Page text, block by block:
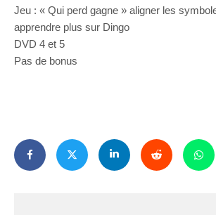
Jeu : « Qui perd gagne » aligner les
apprendre plus sur Dingo
DVD 4 et 5
Pas de bonus